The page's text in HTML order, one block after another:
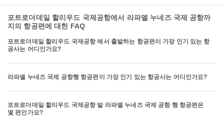
포트로더데일 할리우드 국제공항에서 라파엘 누네즈 국제 공항까
지의 항공편에 대한 FAQ
포트로더데일 할리우드 국제공항 에서 출발하는 항공편이 가장 인기 있는 항
공사는 어디인가요?
라파엘 누네즈 국제 공항행 항공편이 가장 인기 있는 항공사는 어디인가요?
포트로더데일 할리우드 국제공항 발 라파엘 누네즈 국제 공항 행 항공편은
몇 편인가요?